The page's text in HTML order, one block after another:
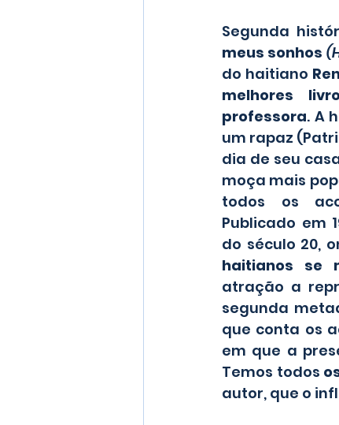
Segunda
meus sonhos
do haitiano
melhores
professora. A
um rapaz
dia de seu
moça mais
todos os
Publicado em
do século 20,
haitianos se
atração a
segunda
que conta os
em que a
Temos todos
autor, que o